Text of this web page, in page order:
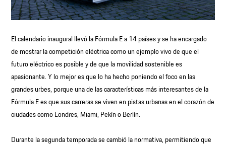
El calendario inaugural llevó la Fórmula E a 14 países y se ha encargado
de mostrar la competición eléctrica como un ejemplo vivo de que el
futuro eléctrico es posible y de que la movilidad sostenible es
apasionante. Y lo mejor es que lo ha hecho poniendo el foco en las
grandes urbes, porque una de las características más interesantes de la
Fórmula E es que sus carreras se viven en pistas urbanas en el corazón de
ciudades como Londres, Miami, Pekín o Berlín.
Durante la segunda temporada se cambió la normativa, permitiendo que